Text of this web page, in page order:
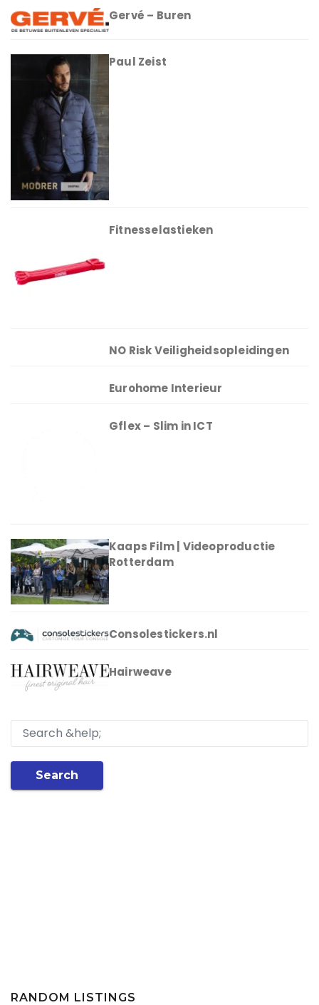
Gervé – Buren
Paul Zeist
Fitnesselastieken
NO Risk Veiligheidsopleidingen
Eurohome Interieur
Gflex – Slim in ICT
Kaaps Film | Videoproductie
Rotterdam
Consolestickers.nl
Hairweave
Search
RANDOM LISTINGS